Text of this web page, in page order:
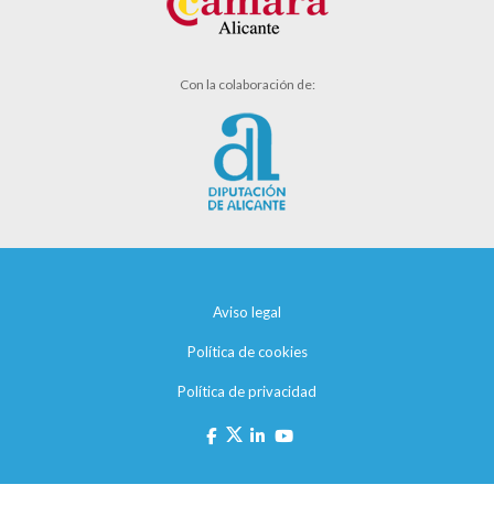
Con la colaboración de:
Aviso legal
Política de cookies
Política de privacidad